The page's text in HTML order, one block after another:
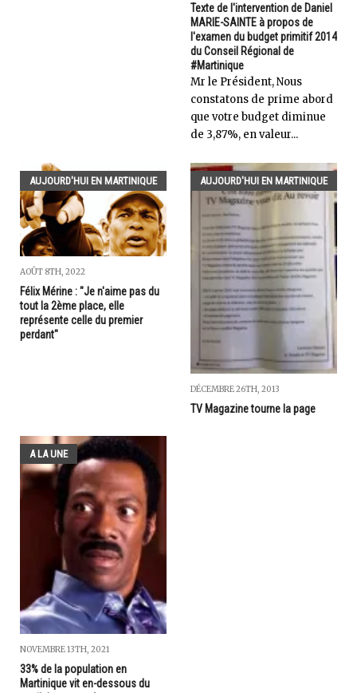
Texte de l'intervention de Daniel
MARIE-SAINTE à propos de
l'examen du budget primitif 2014
du Conseil Régional de
#Martinique
Mr le Président, Nous
constatons de prime abord
que votre budget diminue
de 3,87%, en valeur...
AUJOURD'HUI EN MARTINIQUE
AOÛT 8TH, 2022
Félix Mérine : "Je n'aime pas du
tout la 2ème place, elle
représente celle du premier
perdant"
AUJOURD'HUI EN MARTINIQUE
DÉCEMBRE 26TH, 2013
TV Magazine tourne la page
A LA UNE
NOVEMBRE 13TH, 2021
33% de la population en
Martinique vit en-dessous du